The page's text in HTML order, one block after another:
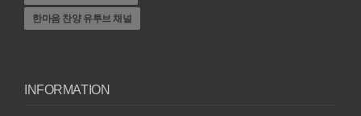
한마음 찬양 유투브 채널
INFORMATION